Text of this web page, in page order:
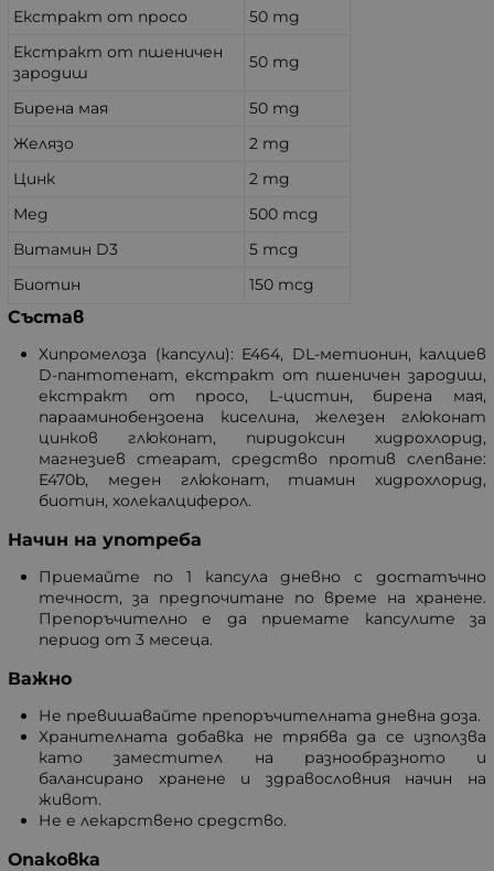
Екстракт от просо
50 mg
Екстракт от пшеничен
зародиш
50 mg
Бирена мая
50 mg
Желязо
2 mg
Цинк
2 mg
Мед
500 mcg
Витамин D3
5 mcg
Биотин
150 mcg
Състав
Хипромелоза (капсули): E464, DL-метионин, калциев
D-пантотенат, екстракт от пшеничен зародиш,
екстракт от просо, L-цистин, бирена мая,
парааминобензоена киселина, железен глюконат
цинков глюконат, пиридоксин хидрохлорид,
магнезиев стеарат, средство против слепване:
E470b, меден глюконат, тиамин хидрохлорид,
биотин, холекалциферол.
Начин на употреба
Приемайте по 1 капсула дневно с достатъчно
течност, за предпочитане по време на хранене.
Препоръчително е да приемате капсулите за
период от 3 месеца.
Важно
Не превишавайте препоръчителната дневна доза.
Хранителната добавка не трябва да се използва
като заместител на разнообразното и
балансирано хранене и здравословния начин на
живот.
Не е лекарствено средство.
Опаковка